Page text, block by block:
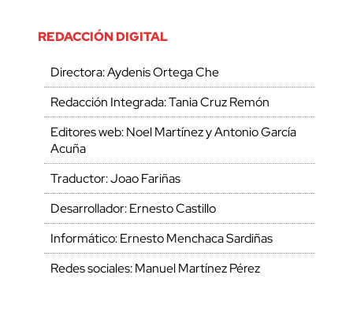
REDACCIÓN DIGITAL
Directora: Aydenis Ortega Che
Redacción Integrada: Tania Cruz Remón
Editores web: Noel Martínez y Antonio García
Acuña
Traductor: Joao Fariñas
Desarrollador: Ernesto Castillo
Informático: Ernesto Menchaca Sardiñas
Redes sociales: Manuel Martínez Pérez